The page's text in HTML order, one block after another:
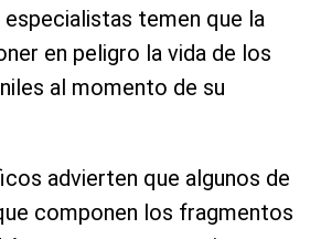
temen que la
en peligro la vida de los
al momento de su
advierten que algunos de
componen los fragmentos